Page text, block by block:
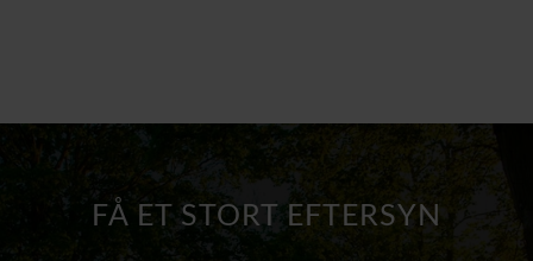
FÅ ET STORT EFTERSYN